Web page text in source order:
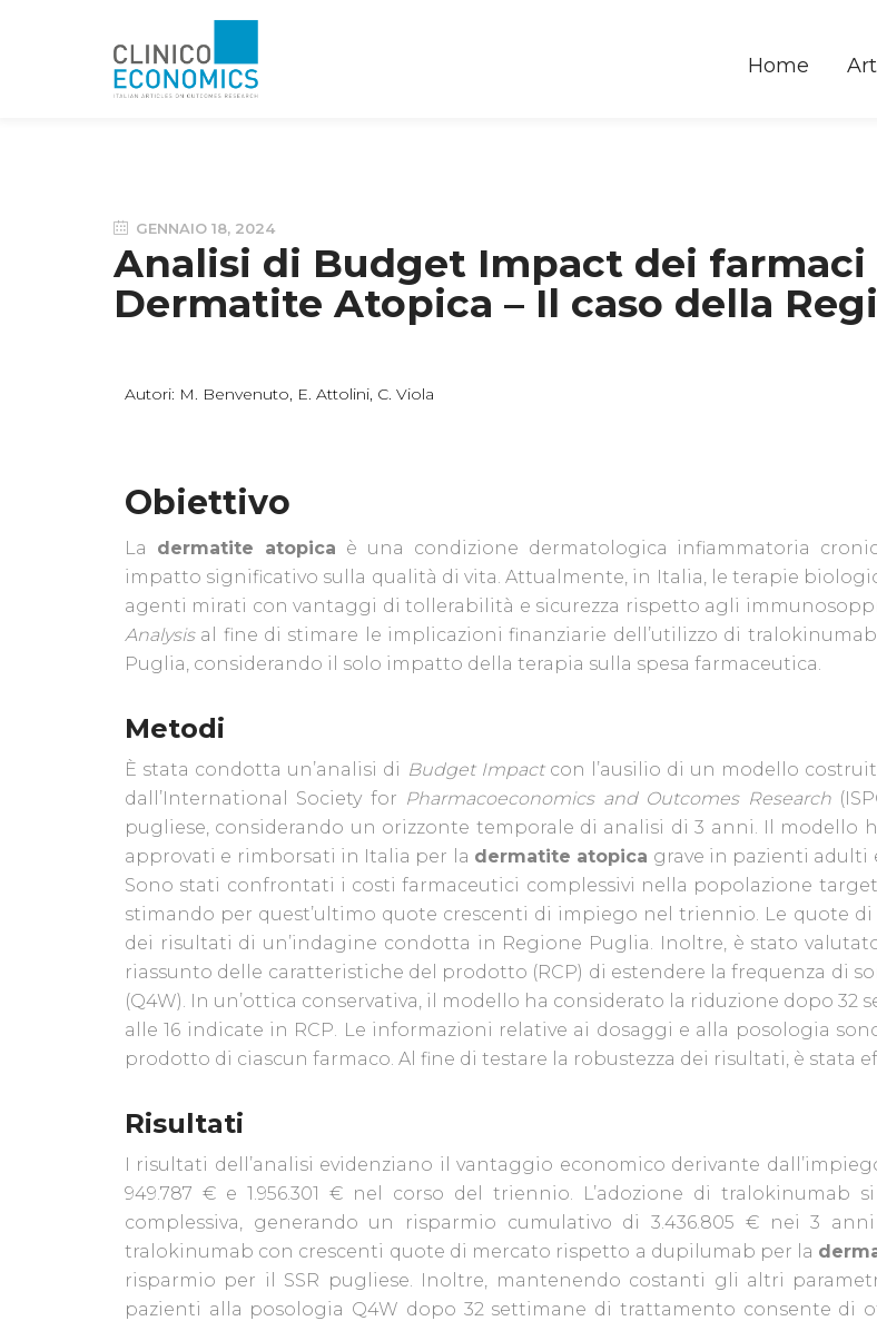
Home
GENNAIO 18, 2024
Analisi di Budget Impact dei
Dermatite Atopica – Il caso della
Autori: M. Benvenuto, E. Attolini, C. Viola
Obiettivo
La dermatite atopica è una condizione dermatologica infiammatoria
impatto significativo sulla qualità di vita. Attualmente, in Italia, le terapie
agenti mirati con vantaggi di tollerabilità e sicurezza rispetto agli
Analysisal fine di stimare le implicazioni finanziarie dell’utilizzo di tralokinumab
Puglia, considerando il solo impatto della terapia sulla spesa farmaceutica.
Metodi
È stata condotta un’analisi di Budget Impactcon l’ausilio di un modello
dall’International Society for Pharmacoeconomics and Outcomes Research
pugliese, considerando un orizzonte temporale di analisi di 3 anni. Il
approvati e rimborsati in Italia per la dermatite atopica grave in pazienti
Sono stati confrontati i costi farmaceutici complessivi nella popolazione
stimando per quest’ultimo quote crescenti di impiego nel triennio. Le quote
dei risultati di un’indagine condotta in Regione Puglia. Inoltre, è stato
riassunto delle caratteristiche del prodotto (RCP) di estendere la frequenza di
(Q4W). In un’ottica conservativa, il modello ha considerato la riduzione dopo
alle 16 indicate in RCP. Le informazioni relative ai dosaggi e alla posologia
prodotto di ciascun farmaco. Al fine di testare la robustezza dei risultati, è stata
Risultati
I risultati dell’analisi evidenziano il vantaggio economico derivante
949.787 € e 1.956.301 € nel corso del triennio. L’adozione di
complessiva, generando un risparmio cumulativo di 3.436.805 € nei 3
tralokinumab con crescenti quote di mercato rispetto a dupilumab per la
risparmio per il SSR pugliese. Inoltre, mantenendo costanti gli altri
pazienti alla posologia Q4W dopo 32 settimane di trattamento consente di